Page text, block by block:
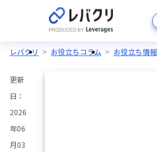
レバクリ お役立ちコラム お役立ち情
更新
日：
2026
年06
月03